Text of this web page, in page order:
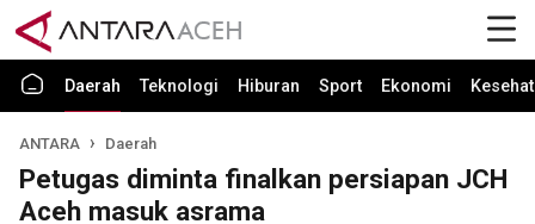
Daerah Teknologi Hiburan Sport Ekonomi
ANTARA Daerah
Petugas diminta finalkan persiapan JCH
Aceh masuk asrama